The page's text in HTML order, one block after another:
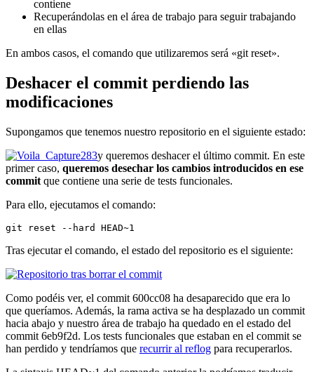
contiene
Recuperándolas en el área de trabajo para seguir trabajando
en ellas
En ambos casos, el comando que utilizaremos será «git reset».
Deshacer el commit perdiendo las
modificaciones
Supongamos que tenemos nuestro repositorio en el siguiente estado:
y queremos deshacer el último commit. En este
primer caso, queremos desechar los cambios introducidos en ese
commit que contiene una serie de tests funcionales.
Para ello, ejecutamos el comando:
git reset --hard HEAD~1
Tras ejecutar el comando, el estado del repositorio es el siguiente:
Como podéis ver, el commit 600cc08 ha desaparecido que era lo
que queríamos. Además, la rama activa se ha desplazado un commit
hacia abajo y nuestro área de trabajo ha quedado en el estado del
commit 6eb9f2d. Los tests funcionales que estaban en el commit se
han perdido y tendríamos que recurrir al reflog para recuperarlos.